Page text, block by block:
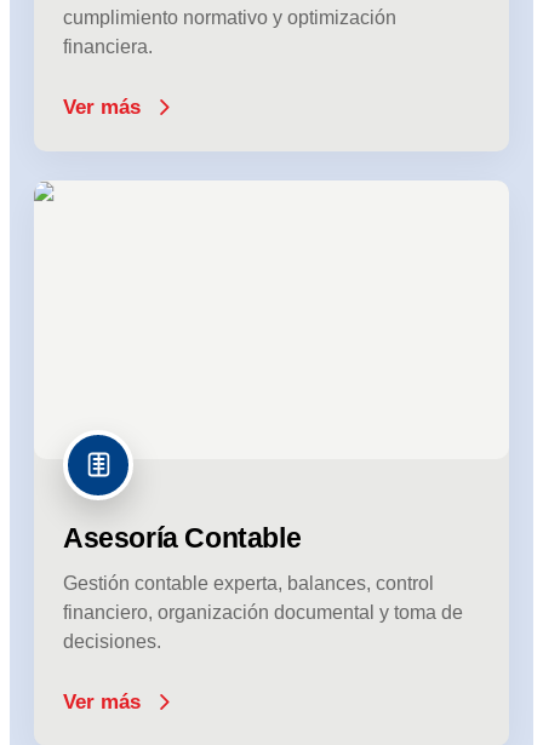
cumplimiento normativo y optimización
financiera.
Ver más
Asesoría Contable
Gestión contable experta, balances, control
financiero, organización documental y toma de
decisiones.
Ver más